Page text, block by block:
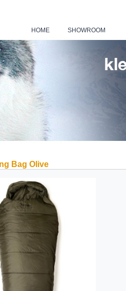
HOME SHOWROOM
Bag Olive